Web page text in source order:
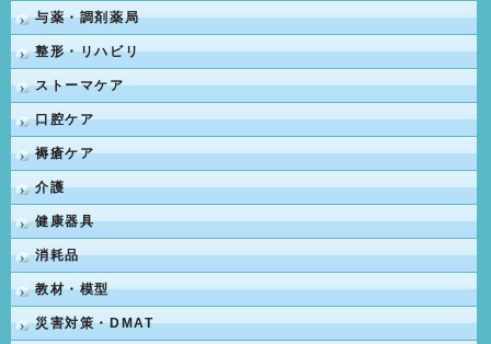
与薬・調剤薬局
整形・リハビリ
ストーマケア
口腔ケア
褥瘡ケア
介護
健康器具
消耗品
教材・模型
災害対策・DMAT